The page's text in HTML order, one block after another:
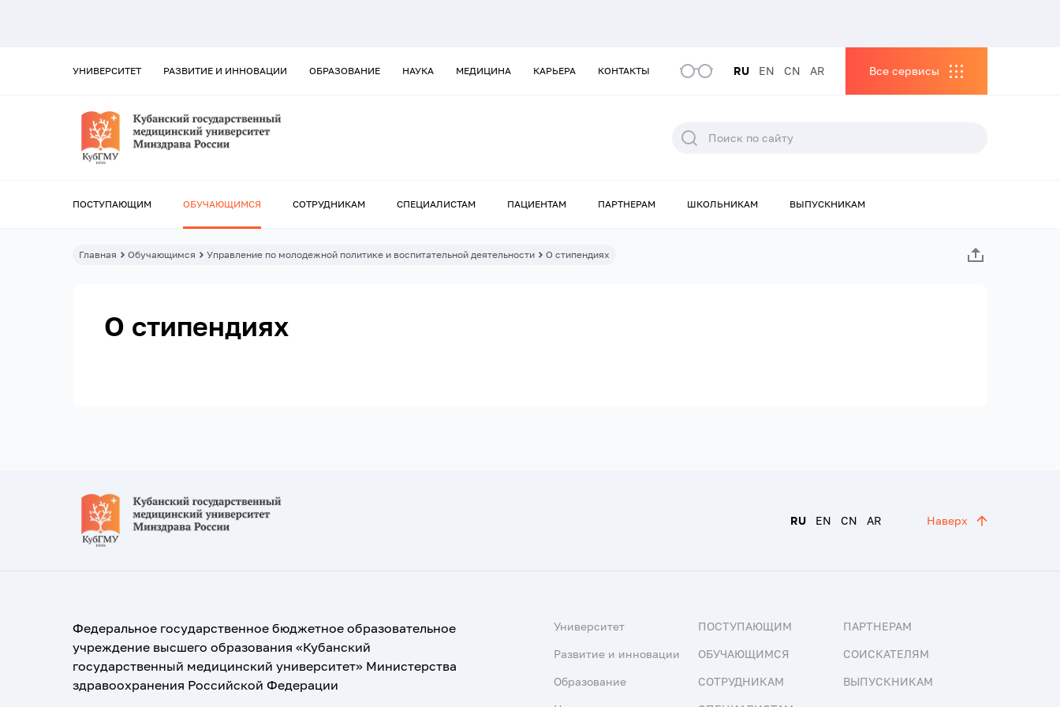
УНИВЕРСИТЕТ РАЗВИТИЕ И ИННОВАЦИИ ОБРАЗОВАНИЕ НАУКА МЕДИЦИНА КАРЬЕРА КОНТАКТЫ RU EN CN AR Все сервисы
ПОСТУПАЮЩИМ ОБУЧАЮЩИМСЯ СОТРУДНИКАМ СПЕЦИАЛИСТАМ ПАЦИЕНТАМ ПАРТНЕРАМ ШКОЛЬНИКАМ ВЫПУСКНИКАМ
Главная Обучающимся Управление по молодежной политике и воспитательной деятельности О стипендиях
О стипендиях
RU EN CN AR Наверх
Федеральное государственное бюджетное образовательное
учреждение высшего образования «Кубанский
государственный медицинский университет» Министерства
здравоохранения Российской Федерации
Университет
Развитие и инновации
Образование
ПОСТУПАЮЩИМ
ОБУЧАЮЩИМСЯ
СОТРУДНИКАМ
ПАРТНЕРАМ
СОИСКАТЕЛЯМ
ВЫПУСКНИКАМ